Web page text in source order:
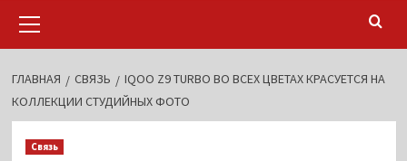
меню
ГЛАВНАЯ СВЯЗЬ
IQOO Z9 TURBO ВО ВСЕХ ЦВЕТАХ КРАСУЕТСЯ НА
КОЛЛЕКЦИИ СТУДИЙНЫХ ФОТО
Связь